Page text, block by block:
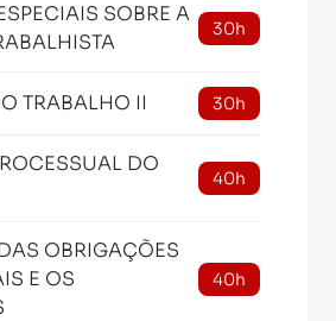
SOBRE A
30h
TRABALHO II 30h
DO
40h
OBRIGAÇÕES
E OS
40h